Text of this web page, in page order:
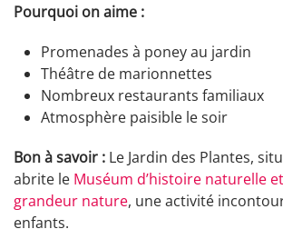
Pourquoi on aime :
Promenades à poney au jardin
Théâtre de marionnettes
Nombreux restaurants familiaux
Atmosphère paisible le soir
Bon à savoir : Le Jardin des Plantes,
abrite le Muséum d’histoire naturelle
grandeur nature, une activité
enfants.